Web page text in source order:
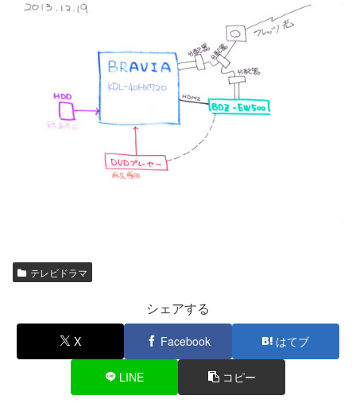
テレビドラマ
シェアする
X Facebook はてブ
LINE コピー